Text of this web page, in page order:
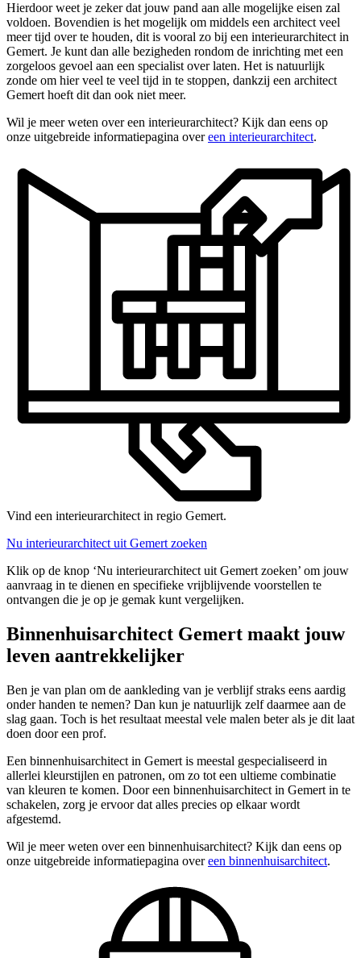
Hierdoor weet je zeker dat jouw pand aan alle mogelijke eisen zal
voldoen. Bovendien is het mogelijk om middels een architect veel
meer tijd over te houden, dit is vooral zo bij een interieurarchitect in
Gemert. Je kunt dan alle bezigheden rondom de inrichting met een
zorgeloos gevoel aan een specialist over laten. Het is natuurlijk
zonde om hier veel te veel tijd in te stoppen, dankzij een architect
Gemert hoeft dit dan ook niet meer.
Wil je meer weten over een interieurarchitect? Kijk dan eens op
onze uitgebreide informatiepagina overeen interieurarchitect.
Vind een interieurarchitect in regio Gemert.
Nu interieurarchitect uit Gemert zoeken
Klik op de knop ‘Nu interieurarchitect uit Gemert zoeken’ om jouw
aanvraag in te dienen en specifieke vrijblijvende voorstellen te
ontvangen die je op je gemak kunt vergelijken.
Binnenhuisarchitect Gemert maakt jouw
leven aantrekkelijker
Ben je van plan om de aankleding van je verblijf straks eens aardig
onder handen te nemen? Dan kun je natuurlijk zelf daarmee aan de
slag gaan. Toch is het resultaat meestal vele malen beter als je dit laat
doen door een prof.
Een binnenhuisarchitect in Gemert is meestal gespecialiseerd in
allerlei kleurstijlen en patronen, om zo tot een ultieme combinatie
van kleuren te komen. Door een binnenhuisarchitect in Gemert in te
schakelen, zorg je ervoor dat alles precies op elkaar wordt
afgestemd.
Wil je meer weten over een binnenhuisarchitect? Kijk dan eens op
onze uitgebreide informatiepagina overeen binnenhuisarchitect.